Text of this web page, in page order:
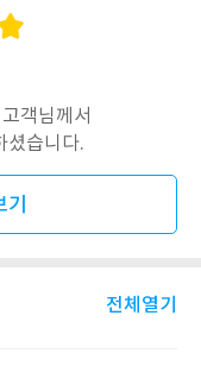
객님께서
셨습니다.
전체열기